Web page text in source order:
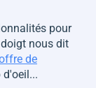
pour
nous dit
de